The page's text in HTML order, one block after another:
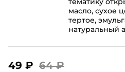
масло, сухое
тертое,
натуральный
49 ₽ 64 ₽